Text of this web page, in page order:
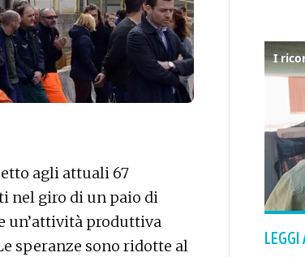
agli attuali 67
nel giro di un paio di
un’attività produttiva
speranze sono ridotte al
LEGGI